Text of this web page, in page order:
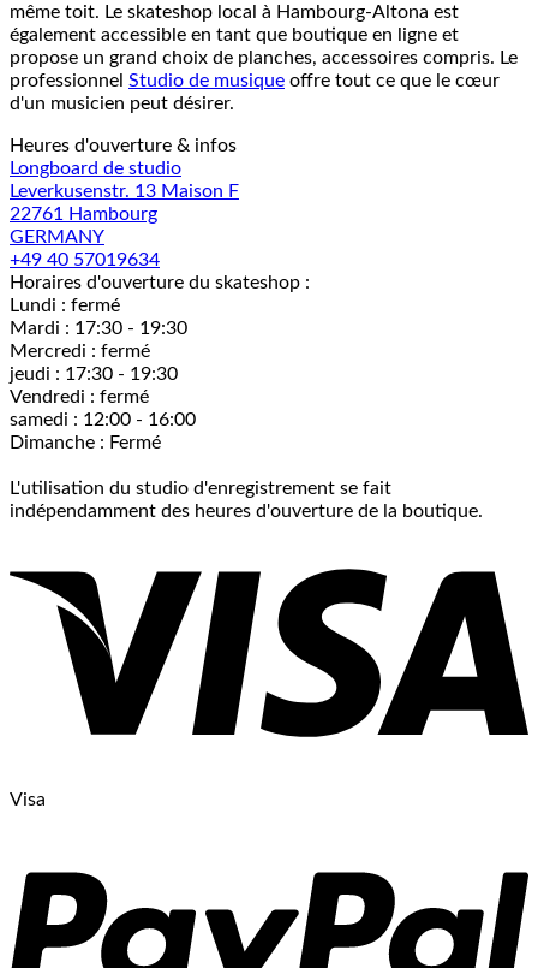
même toit. Le skateshop local à Hambourg-Altona est
également accessible en tant que boutique en ligne et
propose un grand choix de planches, accessoires compris. Le
professionnel Studio de musique offre tout ce que le cœur
d'un musicien peut désirer.
Heures d'ouverture & infos
Longboard de studio
Leverkusenstr. 13 Maison F
22761 Hambourg
GERMANY
+49 40 57019634
Horaires d'ouverture du skateshop :
Lundi : fermé
Mardi : 17:30 - 19:30
Mercredi : fermé
jeudi : 17:30 - 19:30
Vendredi : fermé
samedi : 12:00 - 16:00
Dimanche : Fermé
L'utilisation du studio d'enregistrement se fait
indépendamment des heures d'ouverture de la boutique.
Visa